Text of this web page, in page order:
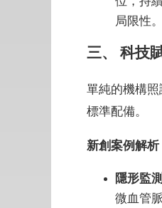
局限性。
三、 科技
單純的機構
標準配備。
新創案例解
隱形監
微血管